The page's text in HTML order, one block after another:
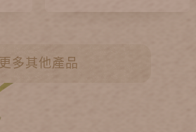
更多其他產品